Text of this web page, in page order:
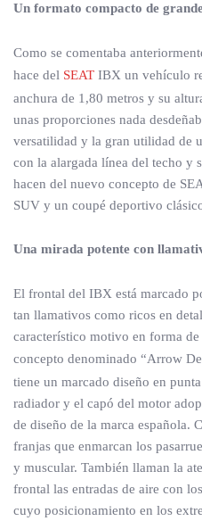
Un formato compacto de
Como se comentaba
hace del SEAT IBX un vehículo
anchura de 1,80 metros y su
unas proporciones nada
versatilidad y la gran utilidad de
con la alargada línea del techo y
hacen del nuevo concepto de
SUV y un coupé deportivo
Una mirada potente con
El frontal del IBX está marcado
tan llamativos como ricos en
característico motivo en forma
concepto denominado “Arrow
tiene un marcado diseño en
radiador y el capó del motor
de diseño de la marca española.
franjas que enmarcan los
y muscular. También llaman la
frontal las entradas de aire con
cuyo posicionamiento en los